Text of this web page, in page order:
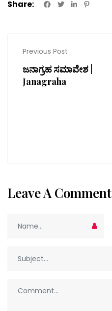
Share:
Previous Post
ಜನಾಗ್ರಹ ಸಮಾವೇಶ |
Janagraha
Leave A Comment